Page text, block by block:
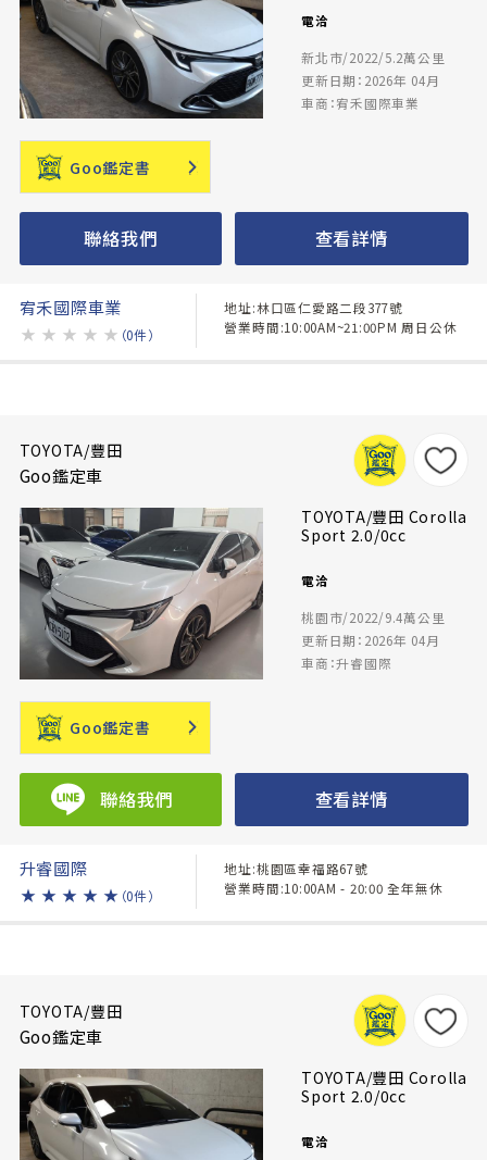
電洽
新北市/2022/5.2萬公里
更新日期：2026年 04月
車商：宥禾國際車業
Goo鑑定書
聯絡我們 查看詳情
宥禾國際車業
★ ★ ★ ★ ★ （0件）
地址:林口區仁愛路二段377號
營業時間:10:00AM~21:00PM 周日公休
TOYOTA/豐田
Goo鑑定車
TOYOTA/豐田 Corolla
Sport 2.0/0cc
電洽
桃園市/2022/9.4萬公里
更新日期：2026年 04月
車商：升睿國際
Goo鑑定書
聯絡我們 查看詳情
升睿國際
★ ★ ★ ★ ★ （0件）
地址:桃園區幸福路67號
營業時間:10:00AM - 20:00 全年無休
TOYOTA/豐田
Goo鑑定車
TOYOTA/豐田 Corolla
Sport 2.0/0cc
電洽